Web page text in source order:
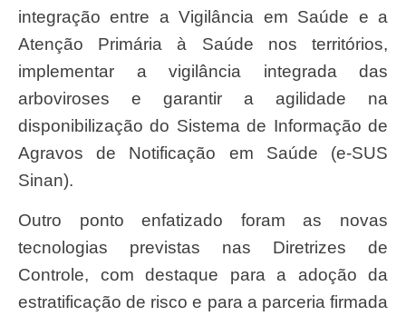
integração entre a Vigilância em Saúde e a
Atenção Primária à Saúde nos territórios,
implementar a vigilância integrada das
arboviroses e garantir a agilidade na
disponibilização do Sistema de Informação de
Agravos de Notificação em Saúde (e-SUS
Sinan).
Outro ponto enfatizado foram as novas
tecnologias previstas nas Diretrizes de
Controle, com destaque para a adoção da
estratificação de risco e para a parceria firmada